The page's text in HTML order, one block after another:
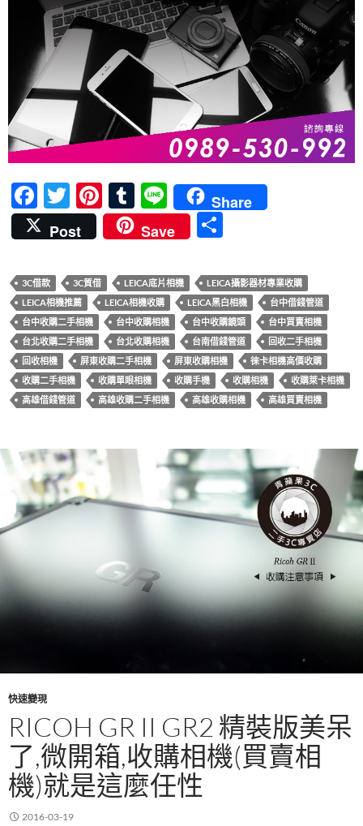
F
ac
e
b
o
o
k
T
w
itt
er
Pi
nt
er
es
t
T
u
m
bl
r
Li
n
e
Share
Post
Save
3C借款 3C質借 LEICA底片相機
LEICA攝影器材專業收購
LEICA相機推薦
LEICA相機收購 LEICA黑白相機
台中借錢管道
台中收購二手相機
台中收購相機 台中收購鏡頭
台中買賣相機
台北收購二手相機
台北收購相機 台南借錢管道
回收二手相機
回收相機
屏東收購二手相機 屏東收購相機
徠卡相機高價收購
收購二手相機
收購單眼相機 收購手機 收購相機
收購萊卡相機
高雄借錢管道
高雄收購二手相機 高雄收購相機 高雄買賣相機
快速變現
RICOH GR II GR2 精裝版美呆
了,微開箱,收購相機(買賣相
機)就是這麼任性
2016-03-19